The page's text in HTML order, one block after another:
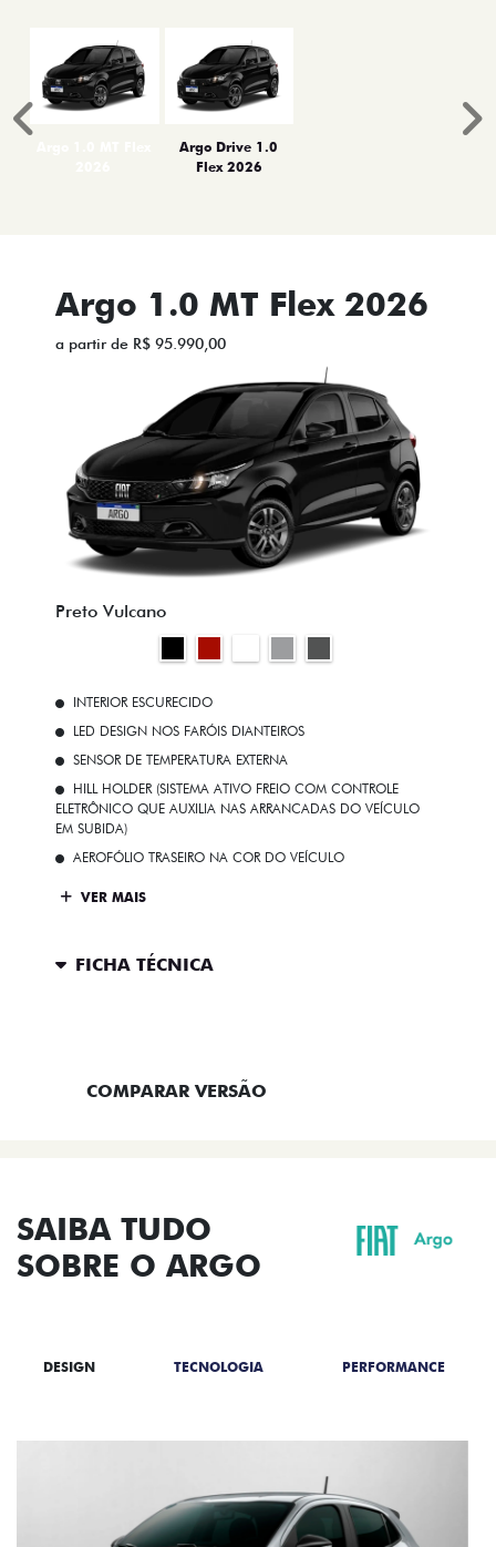
Argo Drive 1.0
Flex 2026
Anterior
Argo 1.0 MT Flex 2026
a partir de R$ 95.990,00
Preto Vulcano
INTERIOR ESCURECIDO
LED DESIGN NOS FARÓIS DIANTEIROS
SENSOR DE TEMPERATURA EXTERNA
HILL HOLDER (SISTEMA ATIVO FREIO COM CONTROLE
ELETRÔNICO QUE AUXILIA NAS ARRANCADAS DO VEÍCULO
EM SUBIDA)
AEROFÓLIO TRASEIRO NA COR DO VEÍCULO
VER MAIS
FICHA TÉCNICA
COMPARAR VERSÃO
SAIBA TUDO
SOBRE O ARGO
DESIGN TECNOLOGIA PERFORMANCE